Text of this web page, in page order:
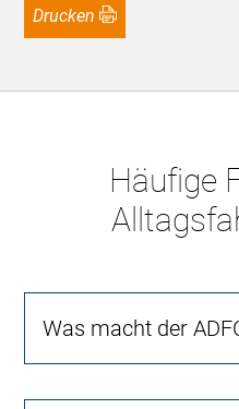
Drucken
Häufige
Was macht der